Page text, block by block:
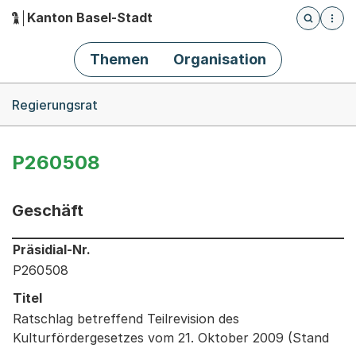
Hauptnavigation
Kanton Basel-Stadt
Öffnet
Themen Organisation
Regierungsrat
P260508
Geschäft
Informationen zum Ausgewählten Geschäft
Präsidial-Nr.
P260508
Titel
Ratschlag betreffend Teilrevision des
Kulturfördergesetzes vom 21. Oktober 2009 (Stand